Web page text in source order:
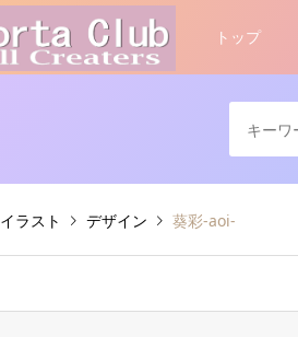
トップ
イラスト デザイン 葵彩-aoi-